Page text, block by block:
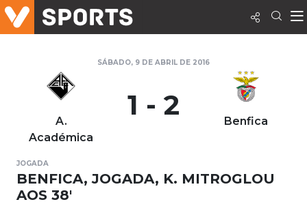
SÁBADO, 9 DE ABRIL DE 2016
A.
Académica
1 - 2 Benfica
JOGADA
BENFICA, JOGADA, K. MITROGLOU
AOS 38'